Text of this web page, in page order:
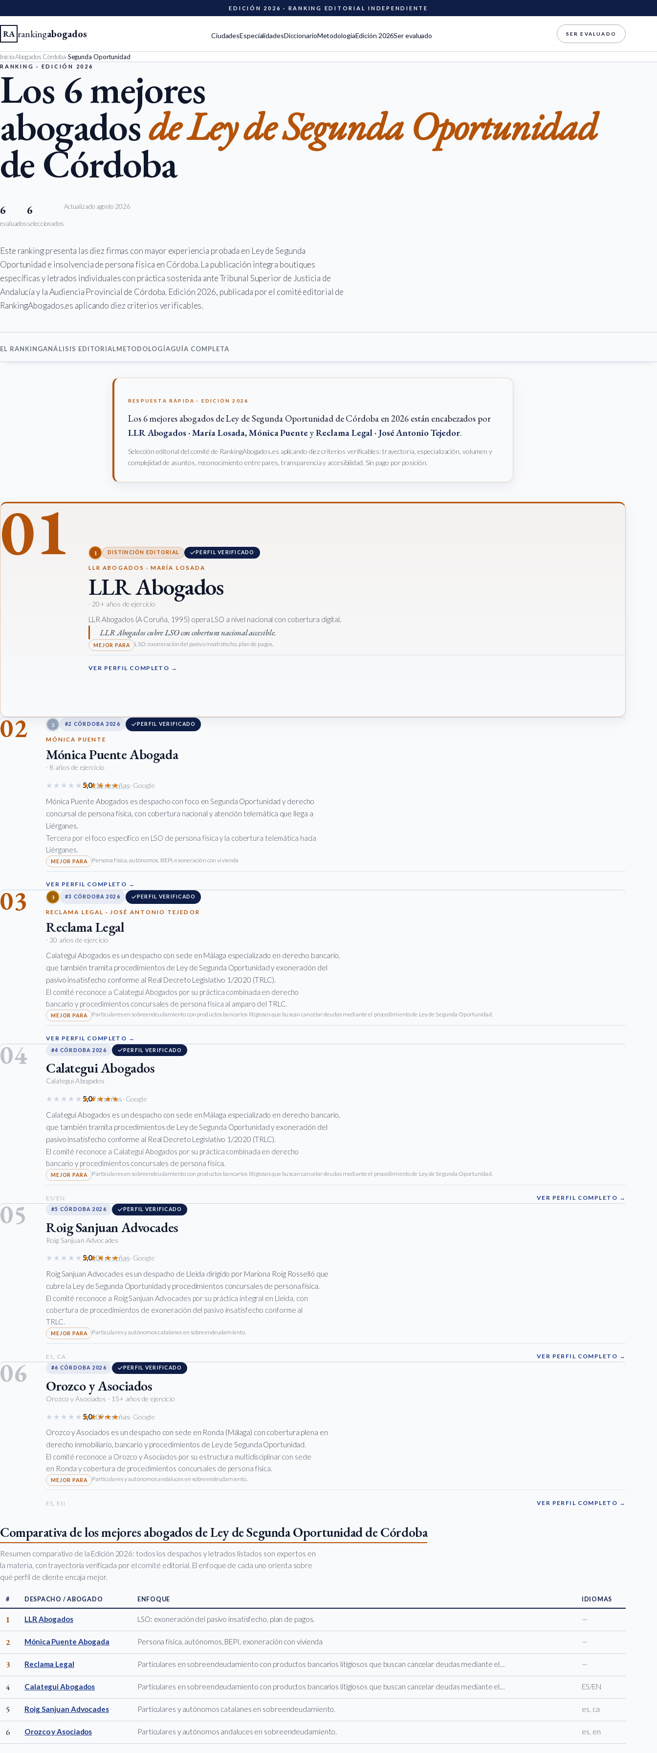
EDICIÓN 2026 · RANKING EDITORIAL INDEPENDIENTE
RA rankingabogados CiudadesEspecialidadesDiccionarioMetodologíaEdición 2026Ser evaluado SER EVALUADO
Inicio›Abogados Córdoba›Segunda Oportunidad
RANKING · EDICIÓN 2026
Los 6 mejores
abogadosde Ley de Segunda Oportunidad
de Córdoba
6
evaluados
6
seleccionados
Actualizado agosto 2026
Este ranking presenta las diez firmas con mayor experiencia probada en Ley de Segunda
Oportunidad e insolvencia de persona física en Córdoba. La publicación integra boutiques
específicas y letrados individuales con práctica sostenida ante Tribunal Superior de Justicia de
Andalucía y la Audiencia Provincial de Córdoba. Edición 2026, publicada por el comité editorial de
RankingAbogados.es aplicando diez criterios verificables.
EL RANKINGANÁLISIS EDITORIALMETODOLOGÍAGUÍA COMPLETA
RESPUESTA RÁPIDA · EDICIÓN 2026
Los 6 mejores abogados de Ley de Segunda Oportunidad de Córdoba en 2026 están encabezados por
LLR Abogados · María Losada,Mónica Puente yReclama Legal · José Antonio Tejedor.
Selección editorial del comité de RankingAbogados.es aplicando diez criterios verificables: trayectoria, especialización, volumen y
complejidad de asuntos, reconocimiento entre pares, transparencia y accesibilidad. Sin pago por posición.
01 1 DISTINCIÓN EDITORIAL PERFIL VERIFICADO
LLR ABOGADOS · MARÍA LOSADA
LLR Abogados
· 20+ años de ejercicio
LLR Abogados (A Coruña, 1995) opera LSO a nivel nacional con cobertura digital.
LLR Abogados cubre LSO con cobertura nacional accesible.
LSO: exoneración del pasivo insatisfecho, plan de pagos.
VER PERFIL COMPLETO →
02 2 #2 CÓRDOBA 2026 PERFIL VERIFICADO
MÓNICA PUENTE
Mónica Puente Abogada
· 8 años de ejercicio
★★★★★ ★★★★★
5,0115 reseñas· Google
Mónica Puente Abogados es despacho con foco en Segunda Oportunidad y derecho
concursal de persona física, con cobertura nacional y atención telemática que llega a
Liérganes.
Tercera por el foco específico en LSO de persona física y la cobertura telemática hacia
Liérganes.
Persona física, autónomos, BEPI, exoneración con vivienda
VER PERFIL COMPLETO →
03 3 #3 CÓRDOBA 2026 PERFIL VERIFICADO
RECLAMA LEGAL · JOSÉ ANTONIO TEJEDOR
Reclama Legal
· 30 años de ejercicio
Calategui Abogados es un despacho con sede en Málaga especializado en derecho bancario,
que también tramita procedimientos de Ley de Segunda Oportunidad y exoneración del
pasivo insatisfecho conforme al Real Decreto Legislativo 1/2020 (TRLC).
El comité reconoce a Calategui Abogados por su práctica combinada en derecho
bancario y procedimientos concursales de persona física al amparo del TRLC.
Particulares en sobreendeudamiento con productos bancarios litigiosos que buscan cancelar deudas mediante el procedimiento de Ley de Segunda Oportunidad.
VER PERFIL COMPLETO →
04 #4 CÓRDOBA 2026 PERFIL VERIFICADO
Calategui Abogados
Calategui Abogados
★★★★★ ★★★★★
5,07 reseñas· Google
Calategui Abogados es un despacho con sede en Málaga especializado en derecho bancario,
que también tramita procedimientos de Ley de Segunda Oportunidad y exoneración del
pasivo insatisfecho conforme al Real Decreto Legislativo 1/2020 (TRLC).
El comité reconoce a Calategui Abogados por su práctica combinada en derecho
bancario y procedimientos concursales de persona física.
Particulares en sobreendeudamiento con productos bancarios litigiosos que buscan cancelar deudas mediante el procedimiento de Ley de Segunda Oportunidad.
ES/EN VER PERFIL COMPLETO →
05 #5 CÓRDOBA 2026 PERFIL VERIFICADO
Roig Sanjuan Advocades
Roig Sanjuan Advocades
★★★★★ ★★★★★
5,0104 reseñas· Google
Roig Sanjuan Advocades es un despacho de Lleida dirigido por Mariona Roig Rosselló que
cubre la Ley de Segunda Oportunidad y procedimientos concursales de persona física.
El comité reconoce a Roig Sanjuan Advocades por su práctica integral en Lleida, con
cobertura de procedimientos de exoneración del pasivo insatisfecho conforme al
TRLC.
Particulares y autónomos catalanes en sobreendeudamiento.
ES, CA VER PERFIL COMPLETO →
06 #6 CÓRDOBA 2026 PERFIL VERIFICADO
Orozco y Asociados
Orozco y Asociados · 15+ años de ejercicio
★★★★★ ★★★★★
5,0109 reseñas· Google
Orozco y Asociados es un despacho con sede en Ronda (Málaga) con cobertura plena en
derecho inmobiliario, bancario y procedimientos de Ley de Segunda Oportunidad.
El comité reconoce a Orozco y Asociados por su estructura multidisciplinar con sede
en Ronda y cobertura de procedimientos concursales de persona física.
Particulares y autónomos andaluces en sobreendeudamiento.
ES, EN VER PERFIL COMPLETO →
Comparativa de los mejores abogados de Ley de Segunda Oportunidad de Córdoba
Resumen comparativo de la Edición 2026: todos los despachos y letrados listados son expertos en
la materia, con trayectoria verificada por el comité editorial. El enfoque de cada uno orienta sobre
qué perfil de cliente encaja mejor.
# DESPACHO / ABOGADO ENFOQUE IDIOMAS
1 LLR Abogados LSO: exoneración del pasivo insatisfecho, plan de pagos. —
2 Mónica Puente Abogada Persona física, autónomos, BEPI, exoneración con vivienda —
3 Reclama Legal Particulares en sobreendeudamiento con productos bancarios litigiosos que buscan cancelar deudas mediante el… —
4 Calategui Abogados Particulares en sobreendeudamiento con productos bancarios litigiosos que buscan cancelar deudas mediante el… ES/EN
5 Roig Sanjuan Advocades Particulares y autónomos catalanes en sobreendeudamiento. es, ca
6 Orozco y Asociados Particulares y autónomos andaluces en sobreendeudamiento. es, en